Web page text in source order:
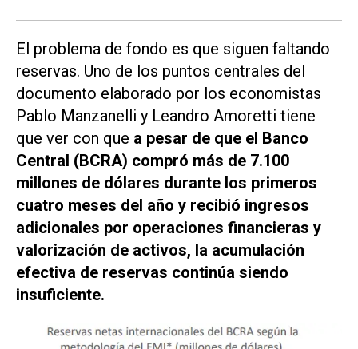
El problema de fondo es que siguen faltando
reservas. Uno de los puntos centrales del
documento elaborado por los economistas
Pablo Manzanelli y Leandro Amoretti tiene
que ver con que a pesar de que el Banco
Central (BCRA) compró más de 7.100
millones de dólares durante los primeros
cuatro meses del año y recibió ingresos
adicionales por operaciones financieras y
valorización de activos, la acumulación
efectiva de reservas continúa siendo
insuficiente.